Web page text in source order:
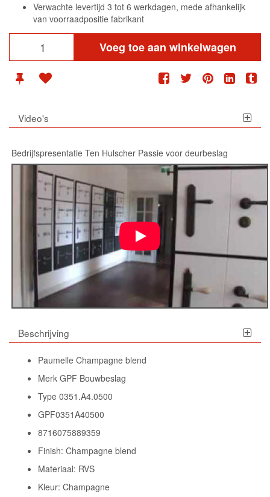
Verwachte levertijd 3 tot 6 werkdagen, mede afhankelijk
van voorraadpositie fabrikant
Voeg toe aan winkelwagen
Video's
Bedrijfspresentatie Ten Hulscher Passie voor deurbeslag
Beschrijving
Paumelle Champagne blend
Merk GPF Bouwbeslag
Type 0351.A4.0500
GPF0351A40500
8716075889359
Finish: Champagne blend
Materiaal: RVS
Kleur: Champagne